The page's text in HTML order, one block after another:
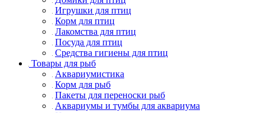
Игрушки для птиц
Корм для птиц
Лакомства для птиц
Посуда для птиц
Средства гигиены для птиц
Товары для рыб
Аквариумистика
Корм для рыб
Пакеты для переноски рыб
Аквариумы и тумбы для аквариума